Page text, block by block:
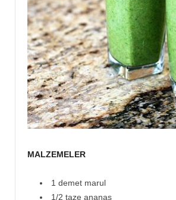
MALZEMELER
1 demet marul
1/2 taze ananas